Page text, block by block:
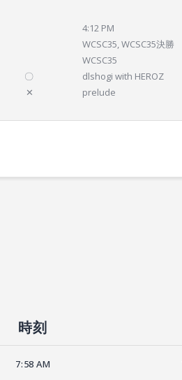
〇
✕
4:12 PM
WCSC35, WCSC35決勝
WCSC35
dlshogi with HEROZ
prelude
順位
時刻
7:58 AM